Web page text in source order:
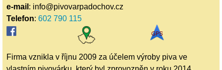
e-mail : info@pivovarpadochov.cz
Telefon: 602 790 115
Firma vznikla v říjnu 2009 za účelem výroby piva ve